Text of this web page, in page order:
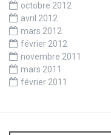
octobre 2012
avril 2012
mars 2012
février 2012
novembre 2011
mars 2011
février 2011